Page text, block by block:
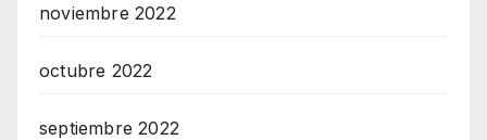
noviembre 2022
octubre 2022
septiembre 2022